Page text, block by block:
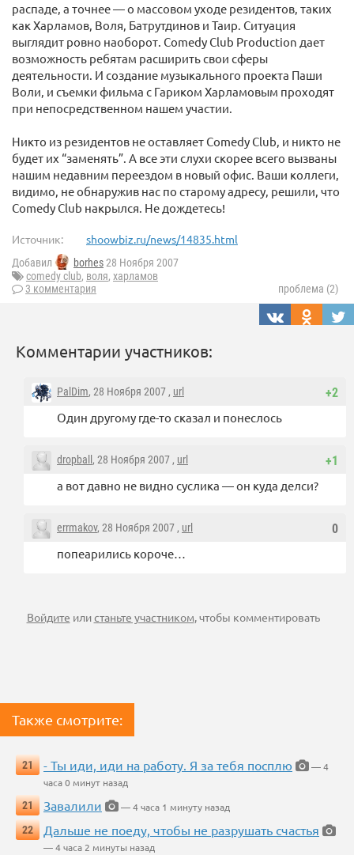
распаде, а точнее — о массовом уходе резидентов, таких
как Харламов, Воля, Батрутдинов и Таир. Ситуация
выглядит ровно наоборот. Comedy Club Production дает
возможность ребятам расширить свои сферы
деятельности. И создание музыкального проекта Паши
Воли, и съемки фильма с Гариком Харламовым проходят
при непосредственном нашем участии.
Никто из резидентов не оставляет Comedy Club, и никто не
будет их “заменять”. А все эти слухи скорее всего вызваны
нашим недавним переездом в новый офис. Ваши коллеги,
видимо, не обнаружив нас по старому адресу, решили, что
Comedy Club накрылся. Не дождетесь!
Источник: shoowbiz.ru/news/14835.html
Добавил borhes28 Ноября 2007
comedy club, воля, харламов
3 комментария
проблема (2)
Комментарии участников:
+2
PalDim, 28 Ноября 2007 , url
Один другому где-то сказал и понеслось
+1
dropball , 28 Ноября 2007 , url
а вот давно не видно суслика — он куда делси?
0
errmakov, 28 Ноября 2007 , url
попеарились короче…
Войдите илистаньте участником, чтобы комментировать
Также смотрите:
21 - Ты иди, иди на работу. Я за тебя посплю
— 4
часа 0 минут назад
21
Завалили
— 4 часа 1 минуту назад
22
Дальше не поеду, чтобы не разрушать счастья
— 4 часа 2 минуты назад